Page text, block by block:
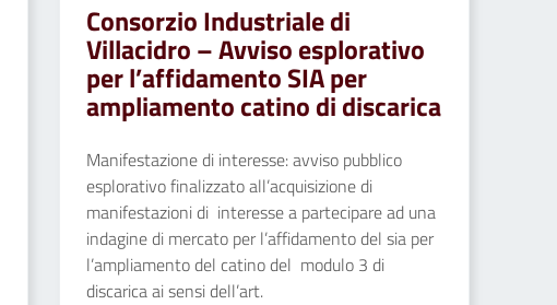
Consorzio Industriale di
Villacidro – Avviso esplorativo
per l’affidamento SIA per
ampliamento catino di discarica
Manifestazione di interesse: avviso pubblico
esplorativo finalizzato all’acquisizione di
manifestazioni di interesse a partecipare ad una
indagine di mercato per l’affidamento del sia per
l’ampliamento del catino del modulo 3 di
discarica ai sensi dell’art.